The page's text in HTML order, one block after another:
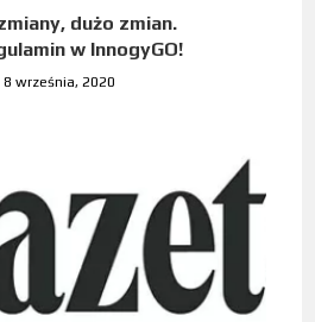
dużo zmian.
w InnogyGO!
8 września, 2020